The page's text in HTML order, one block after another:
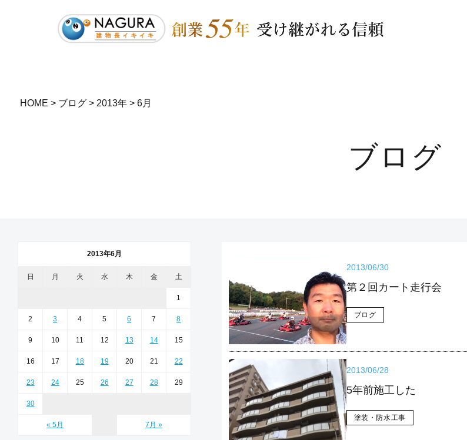
HOME > ブログ> 2013年> 6月
ブログ
2013/06/30
第２回カート走行会
ブログ
2013/06/28
5年前施工した
塗装・防水工事
2013年6月
日 月 火 水 木 金 土
« 5月 7月 »
1
2 3 4 5 6 7 8
9 10 11 12 13 14 15
16 17 18 19 20 21 22
23 24 25 26 27 28 29
30